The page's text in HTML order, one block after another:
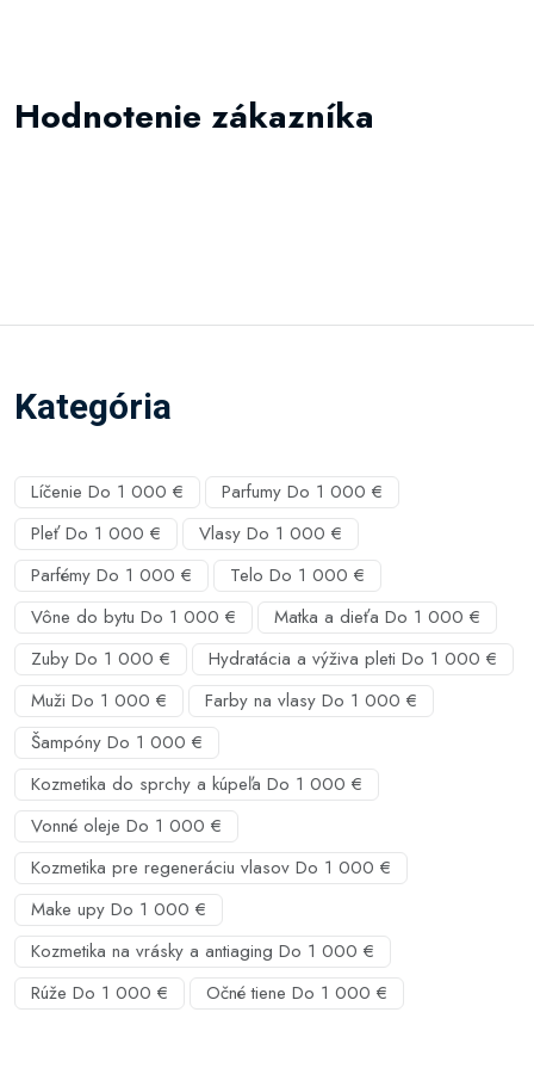
Hodnotenie zákazníka
Kategória
Líčenie Do 1 000 €
Parfumy Do 1 000 €
Pleť Do 1 000 €
Vlasy Do 1 000 €
Parfémy Do 1 000 €
Telo Do 1 000 €
Vône do bytu Do 1 000 €
Matka a dieťa Do 1 000 €
Zuby Do 1 000 €
Hydratácia a výživa pleti Do 1 000 €
Muži Do 1 000 €
Farby na vlasy Do 1 000 €
Šampóny Do 1 000 €
Kozmetika do sprchy a kúpeľa Do 1 000 €
Vonné oleje Do 1 000 €
Kozmetika pre regeneráciu vlasov Do 1 000 €
Make upy Do 1 000 €
Kozmetika na vrásky a antiaging Do 1 000 €
Rúže Do 1 000 €
Očné tiene Do 1 000 €